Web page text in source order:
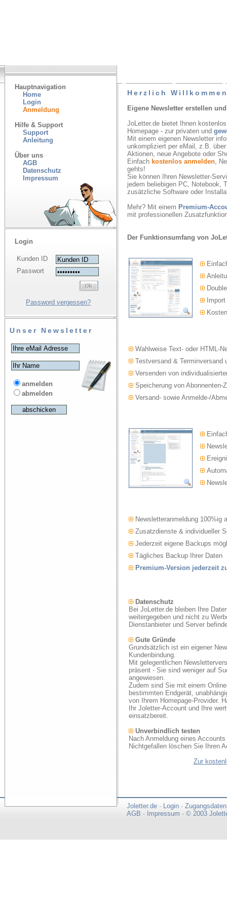
Hauptnavigation
Home
Login
Anmeldung
Hilfe & Support
Support
Anleitung
Über uns
AGB
Datenschutz
Impressum
Login
Kunden ID
Passwort
Password vergessen?
Unser Newsletter
anmelden
abmelden
Herzlich
Eigene Newsletter erstellen
JoLetter.de bietet Ihnen
Homepage - zur privaten und
Mit einem eigenen Newsletter
unkompliziert per eMail, z.B.
Aktionen, neue Angebote oder
Einfach kostenlos anmelden,
gehts!
Sie können Ihren Newsletter-
jedem beliebigen PC, Notebook,
zusätzliche Software oder
Mehr? Mit einem Premium-
mit professionellen
Der Funktionsumfang von
Wahlweise Text- oder HTML-
Testversand & Terminversand
Versenden von
Speicherung von Abonnenten-
Versand- sowie Anmelde-/
Newsletteranmeldung 100%ig
Zusatzdienste & individueller
Jederzeit eigene Backups
Tägliches Backup Ihrer Daten
Premium-Version jederzeit
Datenschutz
Bei JoLetter.de bleiben Ihre
weitergegeben und nicht zu
Dienstanbieter und Server
Gute Gründe
Grundsätzlich ist ein eigener
Kundenbindung.
Mit gelegentlichen
präsent - Sie sind weniger auf
angewiesen.
Zudem sind Sie mit einem
bestimmten Endgerät,
von Ihrem Homepage-Provider.
Ihr Joletter-Account und Ihre
einsatzbereit.
Unverbindlich testen
Nach Anmeldung eines
Nichtgefallen löschen Sie Ihren
Zur
Joletter.de · Login · Zugangsdaten
AGB · Impressum · © 2003